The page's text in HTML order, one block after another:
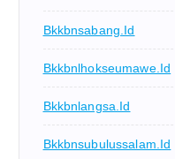
Bkkbnsabang.id
Bkkbnlhokseumawe.id
Bkkbnlangsa.id
Bkkbnsubulussalam.id